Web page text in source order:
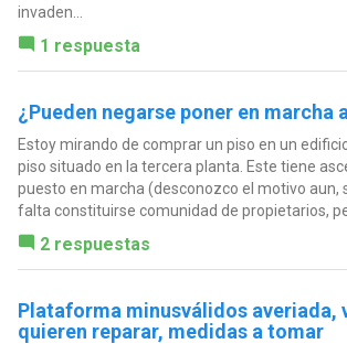
invaden...
1 respuesta
¿Pueden negarse poner en marcha
Estoy mirando de comprar un piso en un
piso situado en la tercera planta. Este tiene
puesto en marcha (desconozco el motivo aun,
falta constituirse comunidad de propietarios,
2 respuestas
Plataforma minusválidos averiada,
quieren reparar, medidas a tomar